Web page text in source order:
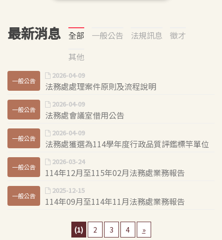
最新消息 全部 一般公告 法規訊息
徵才
其他
一般公告
2026-04-09
法務處處理案件原則及流程說明
一般公告
2026-04-09
法務處會議室借用公告
一般公告
2026-04-09
法務處獲選為114學年度行政品質評鑑標竿單位
一般公告
2026-03-24
114年12月至115年02月法務處業務報告
一般公告
2025-12-15
114年09月至114年11月法務處業務報告
(1) 2 3 4 »